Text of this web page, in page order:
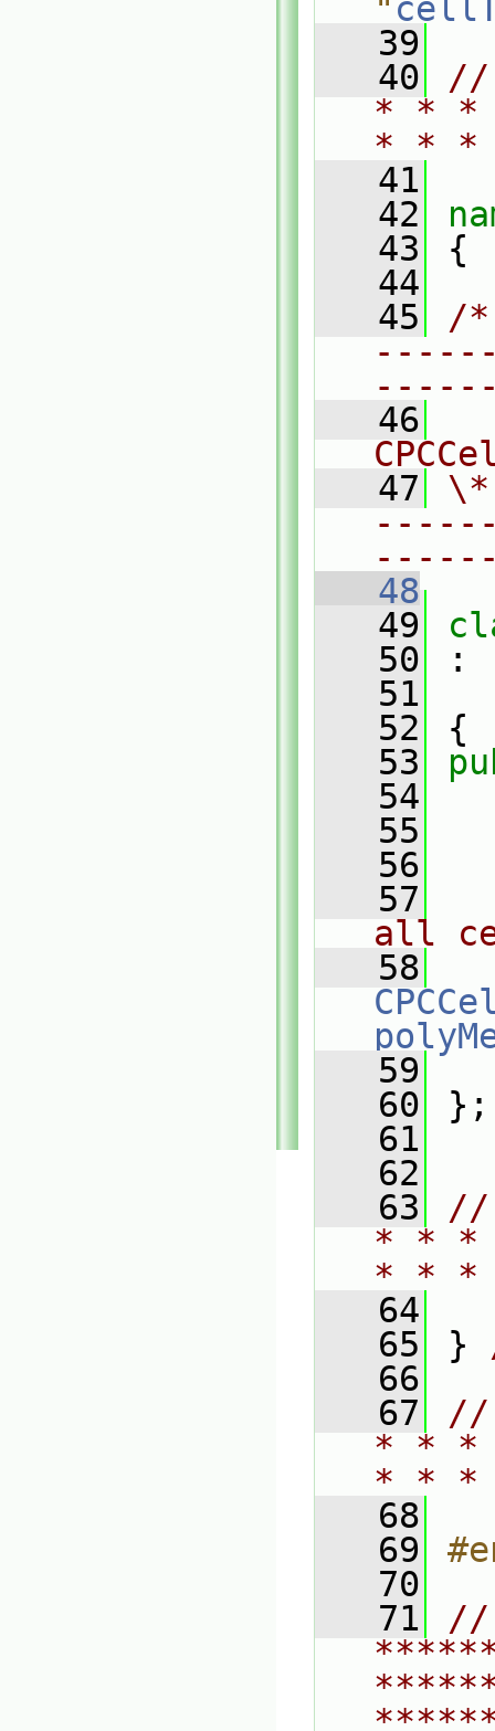
"
   39
   40
//
* * *
* *
   41
   42
   43
{
   44
   45
/
   46
   47
   48
   49
   50
:
   51
   52
{
   53
   54
   55
   56
   57
all
   58
   59
   60
};
   61
   62
   63
//
* * *
* *
   64
   65
}
   66
   67
//
* * *
* *
   68
   69
   70
   71
//